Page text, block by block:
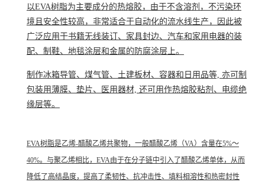
以EVA树脂为主要成分的热熔胶，由于不含溶剂，不污染环
境且安全性较高，非常适合于自动化的流水线生产 ，因此被
广泛应用于书籍无线装订、家具封边、汽车和家用电器的装
配、制鞋、地毯涂层和金属的 防腐涂层 上。
制作冰箱导管、煤气管、土建板材、容器和日用品等, 亦可制
包装用薄膜、 垫片、医用器材, 还可用作热熔胶粘剂 、电缆绝
缘层等。
EVA树脂是乙烯-醋酸乙烯共聚物，一般醋酸乙烯（VA）含量在5%～
40%。与聚乙烯相比，EVA由于在分子链中引入了醋酸乙烯单体，从而
降低了高结晶度，提高了柔韧性、抗冲击性、填料相溶性和热密封性